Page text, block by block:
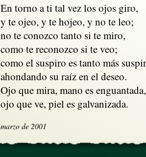
En torno a ti tal vez los ojos giro,
y te ojeo, y te hojeo, y no te leo;
no te conozco tanto si te miro,
como te reconozco si te veo;
como el suspiro es tanto más
ahondando su raíz en el deseo.
Ojo que mira, mano es enguantada,
ojo que ve, piel es galvanizada.
marzo de 2001